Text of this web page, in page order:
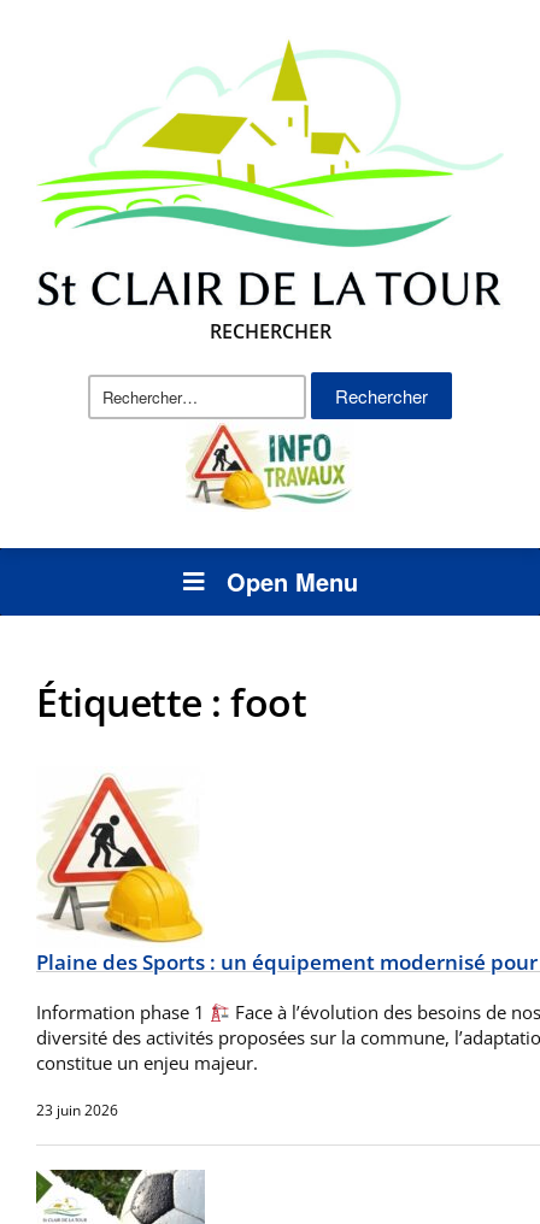
RECHERCHER
Rechercher :
Open Menu
Étiquette : foot
Plaine des Sports : un équipement modernisé
Information phase 1
Face à l’évolution des besoins de
diversité des activités proposées sur la commune,
constitue un enjeu majeur.
23 juin 2026